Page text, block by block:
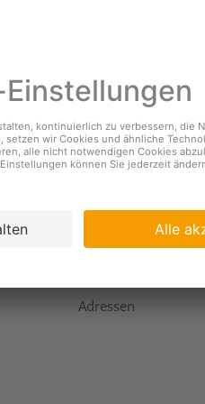
Services
Coopzeitung
Kundendienst
Adressen